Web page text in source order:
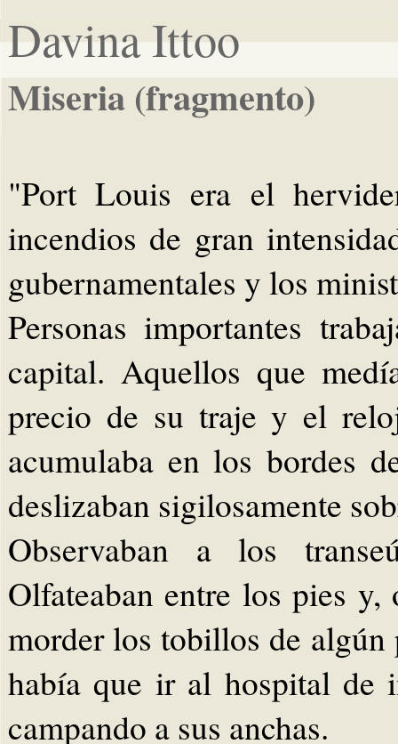
Davina Ittoo
Miseria (fragmento)
"Port Louis era el
incendios de gran
gubernamentales y los
Personas importantes
capital. Aquellos que
precio de su traje y el
acumulaba en los bordes
deslizaban sigilosamente
Observaban a los
Olfateaban entre los pies
morder los tobillos de algún
había que ir al hospital de
campando a sus anchas.